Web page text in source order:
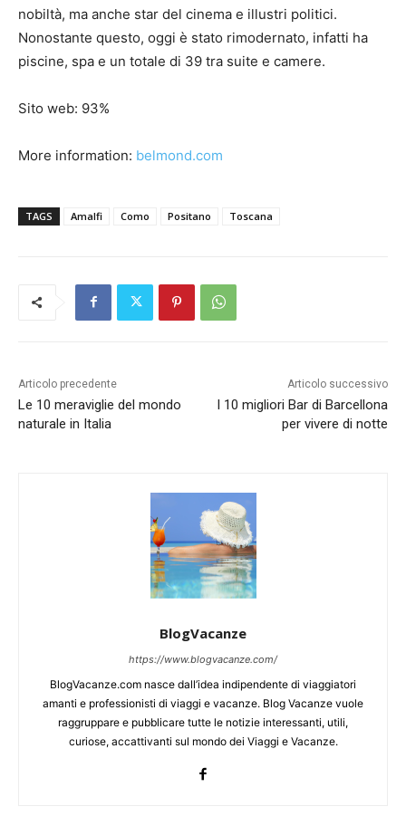
nobiltà, ma anche star del cinema e illustri politici.
Nonostante questo, oggi è stato rimodernato, infatti ha
piscine, spa e un totale di 39 tra suite e camere.
Sito web: 93%
More information: belmond.com
TAGS Amalfi Como Positano Toscana
Articolo precedente
Le 10 meraviglie del mondo
naturale in Italia
Articolo successivo
I 10 migliori Bar di Barcellona
per vivere di notte
BlogVacanze
https://www.blogvacanze.com/
BlogVacanze.com nasce dall’idea indipendente di viaggiatori
amanti e professionisti di viaggi e vacanze. Blog Vacanze vuole
raggruppare e pubblicare tutte le notizie interessanti, utili,
curiose, accattivanti sul mondo dei Viaggi e Vacanze.